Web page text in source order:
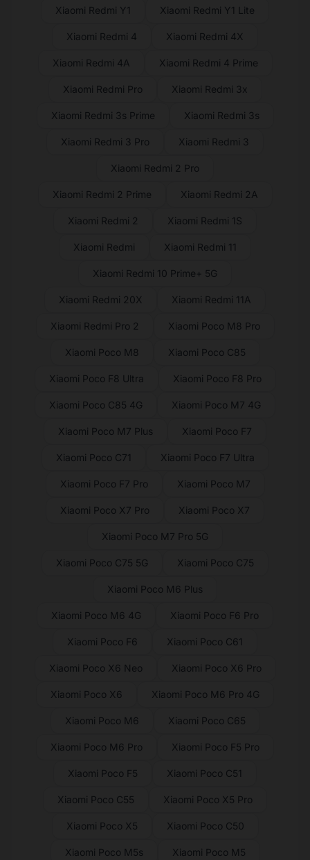
Xiaomi Redmi Y1 Xiaomi Redmi Y1 Lite
Xiaomi Redmi 4 Xiaomi Redmi 4X
Xiaomi Redmi 4A Xiaomi Redmi 4 Prime
Xiaomi Redmi Pro Xiaomi Redmi 3x
Xiaomi Redmi 3s Prime Xiaomi Redmi 3s
Xiaomi Redmi 3 Pro Xiaomi Redmi 3
Xiaomi Redmi 2 Pro
Xiaomi Redmi 2 Prime Xiaomi Redmi 2A
Xiaomi Redmi 2 Xiaomi Redmi 1S
Xiaomi Redmi Xiaomi Redmi 11
Xiaomi Redmi 10 Prime+ 5G
Xiaomi Redmi 20X Xiaomi Redmi 11A
Xiaomi Redmi Pro 2 Xiaomi Poco M8 Pro
Xiaomi Poco M8 Xiaomi Poco C85
Xiaomi Poco F8 Ultra Xiaomi Poco F8 Pro
Xiaomi Poco C85 4G Xiaomi Poco M7 4G
Xiaomi Poco M7 Plus Xiaomi Poco F7
Xiaomi Poco C71 Xiaomi Poco F7 Ultra
Xiaomi Poco F7 Pro Xiaomi Poco M7
Xiaomi Poco X7 Pro Xiaomi Poco X7
Xiaomi Poco M7 Pro 5G
Xiaomi Poco C75 5G Xiaomi Poco C75
Xiaomi Poco M6 Plus
Xiaomi Poco M6 4G Xiaomi Poco F6 Pro
Xiaomi Poco F6 Xiaomi Poco C61
Xiaomi Poco X6 Neo Xiaomi Poco X6 Pro
Xiaomi Poco X6 Xiaomi Poco M6 Pro 4G
Xiaomi Poco M6 Xiaomi Poco C65
Xiaomi Poco M6 Pro Xiaomi Poco F5 Pro
Xiaomi Poco F5 Xiaomi Poco C51
Xiaomi Poco C55 Xiaomi Poco X5 Pro
Xiaomi Poco X5 Xiaomi Poco C50
Xiaomi Poco M5s Xiaomi Poco M5